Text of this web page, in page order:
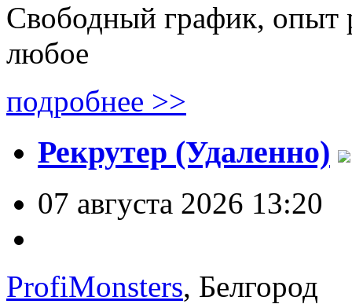
Свободный график, опыт
любое
подробнее >>
Рекрутер (Удаленно)
07 августа 2026 13:20
ProfiMonsters, Белгород